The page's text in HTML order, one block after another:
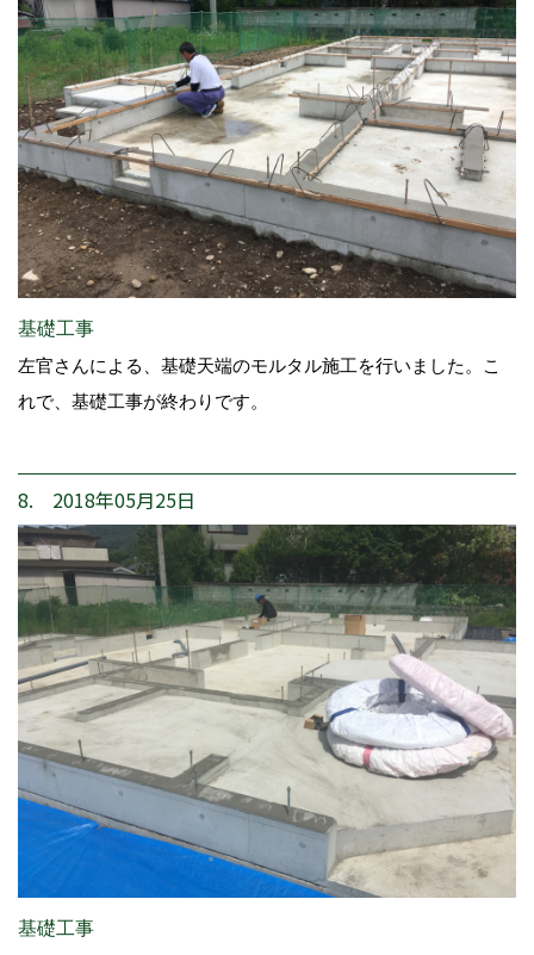
基礎工事
左官さんによる、基礎天端のモルタル施工を行いました。こ
れで、基礎工事が終わりです。
8. 2018年05月25日
基礎工事